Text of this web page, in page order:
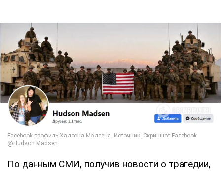
По данным СМИ, получив новости о трагедии,